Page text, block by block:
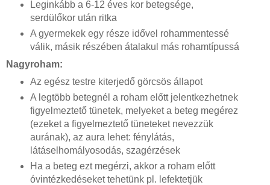
Leginkább a 6-12 éves kor betegsége,
serdülőkor után ritka
A gyermekek egy része idővel rohammentessé
válik, másik részében átalakul más rohamtípussá
Nagyroham:
Az egész testre kiterjedő görcsös állapot
A legtöbb betegnél a roham előtt jelentkezhetnek
figyelmeztető tünetek, melyeket a beteg megérez
(ezeket a figyelmeztető tüneteket nevezzük
aurának), az aura lehet: fénylátás,
látáselhomályosodás, szagérzések
Ha a beteg ezt megérzi, akkor a roham előtt
óvintézkedéseket tehetünk pl. lefektetjük